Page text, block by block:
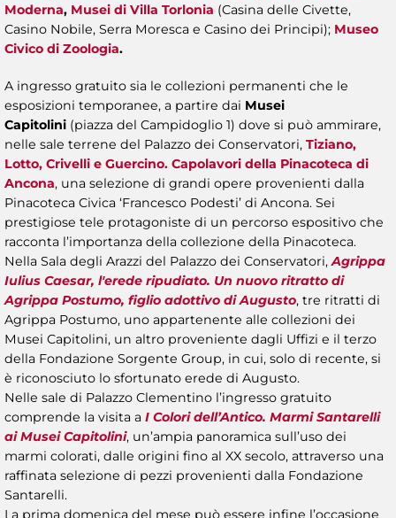
Moderna, Musei di Villa Torlonia (Casina delle Civette,
Casino Nobile, Serra Moresca e Casino dei Principi); Museo
Civico di Zoologia.
A ingresso gratuito sia le collezioni permanenti che le
esposizioni temporanee, a partire dai Musei
Capitolini (piazza del Campidoglio 1) dove si può ammirare,
nelle sale terrene del Palazzo dei Conservatori, Tiziano,
Lotto, Crivelli e Guercino. Capolavori della Pinacoteca di
Ancona, una selezione di grandi opere provenienti dalla
Pinacoteca Civica ‘Francesco Podesti’ di Ancona. Sei
prestigiose tele protagoniste di un percorso espositivo che
racconta l’importanza della collezione della Pinacoteca.
Nella Sala degli Arazzi del Palazzo dei Conservatori,Agrippa
Iulius Caesar, l'erede ripudiato. Un nuovo ritratto di
Agrippa Postumo, figlio adottivo di Augusto, tre ritratti di
Agrippa Postumo, uno appartenente alle collezioni dei
Musei Capitolini, un altro proveniente dagli Uffizi e il terzo
della Fondazione Sorgente Group, in cui, solo di recente, si
è riconosciuto lo sfortunato erede di Augusto.
Nelle sale di Palazzo Clementino l’ingresso gratuito
comprende la visita a I Colori dell’Antico. Marmi Santarelli
ai Musei Capitolini, un’ampia panoramica sull’uso dei
marmi colorati, dalle origini fino al XX secolo, attraverso una
raffinata selezione di pezzi provenienti dalla Fondazione
Santarelli.
La prima domenica del mese può essere infine l’occasione